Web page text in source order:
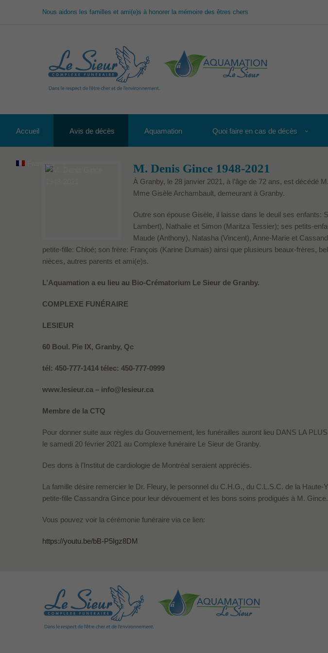
Nous aidons les familles et ami(e)s à honorer la mémoire des êtres chers
Accueil Avis de décès Aquamation Quoi faire en cas de décès
Français M. Denis Gince 1948-2021
À Granby, le 28 janvier 2021, à l’âge de 72 ans, est décédé
Mme Gisèle Archambault, demeurant à Granby.
Outre son épouse Gisèle, il laisse dans le deuil ses enfants:
Lambert), Nathalie et Simon (Maritza Tessier); ses petits-
Maude (Anthony), Natasha (Vincent), Anne-Marie et
petite-fille: Chloé; son frère: François (Karine Dumais) ainsi que plusieurs beaux-frères,
nièces, autres parents et ami(e)s.
L’Aquamation a eu lieu au Bio-Crématorium Le Sieur de Granby.
COMPLEXE FUNÉRAIRE
LESIEUR
60 Boul. Pie IX, Granby, Qc
tél: 450-777-1414 télec: 450-777-0999
www.lesieur.ca – info@lesieur.ca
Membre de la CTQ
Pour donner suite aux règles du Gouvernement, les funérailles auront lieu DANS LA
le samedi 20 février 2021 au Complexe funéraire Le Sieur de Granby.
Des dons à l’Institut de cardiologie de Montréal seraient appréciés.
La famille désire remercier le Dr. Fleury, le personnel du C.H.G., du C.L.S.C. de la Haute-
petite-fille Cassandra Gince pour leur dévouement et les bons soins prodigués à M. Gince.
Vous pouvez voir la cérémonie funéraire via ce lien:
https://youtu.be/bB-P5Igz8DM